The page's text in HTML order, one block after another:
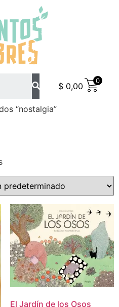
$ 0,00
0
“nostalgia”
El Jardín de los Osos